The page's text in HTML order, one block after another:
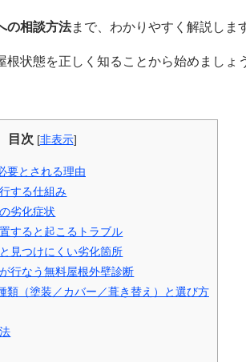
の相談方法まで、わかりやすく解説しま
根状態を正しく知ることから始めましょ
目次 [非表示]
要とされる理由
する仕組み
劣化症状
すると起こるトラブル
見つけにくい劣化箇所
行なう無料屋根外壁診断
類（塗装／カバー／葺き替え）と選び方